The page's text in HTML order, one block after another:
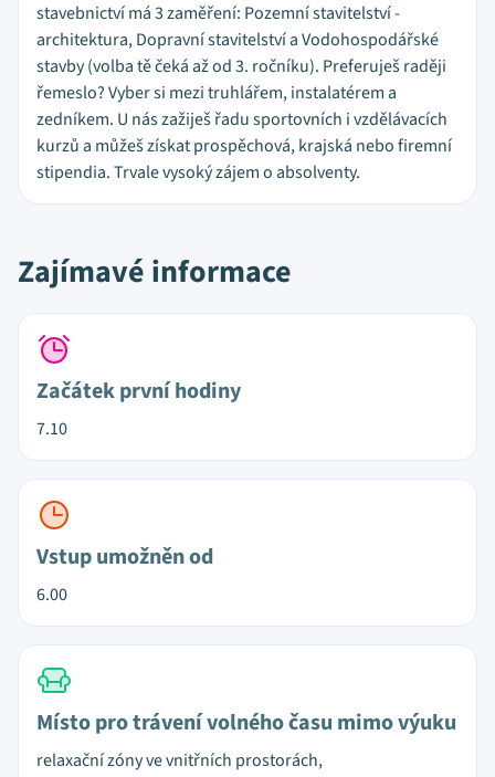
stavebnictví má 3 zaměření: Pozemní stavitelství -
architektura, Dopravní stavitelství a Vodohospodářské
stavby (volba tě čeká až od 3. ročníku). Preferuješ raději
řemeslo? Vyber si mezi truhlářem, instalatérem a
zedníkem. U nás zažiješ řadu sportovních i vzdělávacích
kurzů a můžeš získat prospěchová, krajská nebo firemní
stipendia. Trvale vysoký zájem o absolventy.
Zajímavé informace
Začátek první hodiny
7.10
Vstup umožněn od
6.00
Místo pro trávení volného času mimo výuku
relaxační zóny ve vnitřních prostorách,